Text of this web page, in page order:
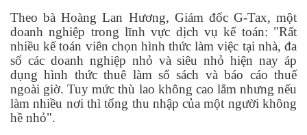
Theo bà Hoàng Lan Hương, Giám đốc G-Tax, một
doanh nghiệp trong lĩnh vực dịch vụ kế toán: "Rất
nhiều kế toán viên chọn hình thức làm việc tại nhà, đa
số các doanh nghiệp nhỏ và siêu nhỏ hiện nay áp
dụng hình thức thuê làm sổ sách và báo cáo thuế
ngoài giờ. Tuy mức thù lao không cao lắm nhưng nếu
làm nhiều nơi thì tổng thu nhập của một người không
hề nhỏ".